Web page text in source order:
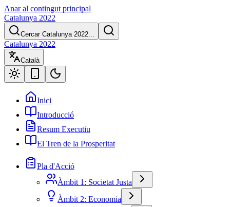
Anar al contingut principal
Catalunya 2022
Cercar Catalunya 2022...
Catalunya 2022
Català
Inici
Introducció
Resum Executiu
El Tren de la Prosperitat
Pla d'Acció
Àmbit 1: Societat Justa
Àmbit 2: Economia